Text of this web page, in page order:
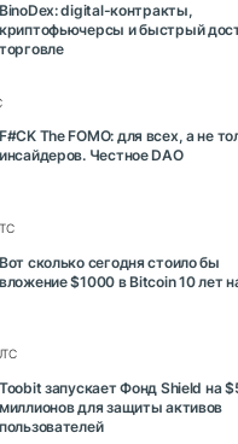
BinoDex: digital-контракты,
криптофьючерсы и быстрый
торговле
F#CK The FOMO: для всех, а не
инсайдеров. Честное DAO
Вот сколько сегодня стоило бы
вложение $1000 в Bitcoin 10 лет
Toobit запускает Фонд Shield на
миллионов для защиты активов
пользователей